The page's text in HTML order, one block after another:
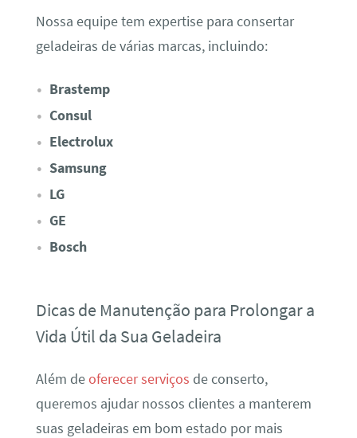
Nossa equipe tem expertise para consertar
geladeiras de várias marcas, incluindo:
Brastemp
Consul
Electrolux
Samsung
LG
GE
Bosch
Dicas de Manutenção para Prolongar a
Vida Útil da Sua Geladeira
Além deoferecer serviços de conserto,
queremos ajudar nossos clientes a manterem
suas geladeiras em bom estado por mais